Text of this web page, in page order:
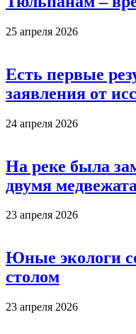
25 апреля 2026
Есть первые
заявления от
24 апреля 2026
На реке была
двумя
23 апреля 2026
Юные экологи
столом
23 апреля 2026